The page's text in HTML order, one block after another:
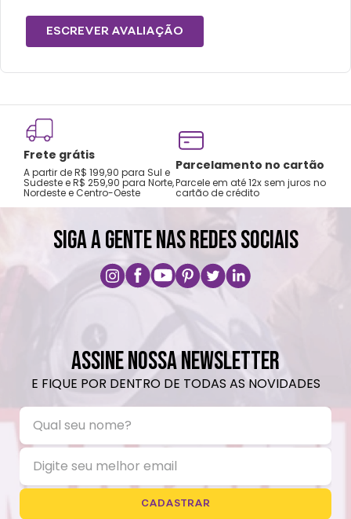
Não expor diretamente à água.
Carregar utilizando cabo USB Tipo-C em
fonte adequada (5V – 1A).
ESCREVER AVALIAÇÃO
Frete grátis
A partir de R$ 199,90 para Sul e
Sudeste e R$ 259,90 para Norte,
Nordeste e Centro-Oeste
Parcelamento no cartão
Parcele em até 12x sem juros no
cartão de crédito
SIGA A GENTE NAS REDES SOCIAIS
ASSINE NOSSA NEWSLETTER
E FIQUE POR DENTRO DE TODAS AS NOVIDADES
CADASTRAR